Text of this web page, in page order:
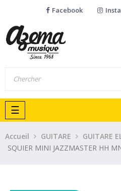
Facebook
Basculer
la
navigation
☰
Accueil GUITARE
GUITARE
SQUIER MINI JAZZMASTER HH